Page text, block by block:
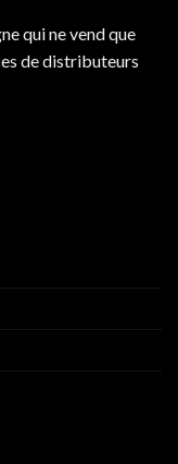
qui ne vend que
de distributeurs